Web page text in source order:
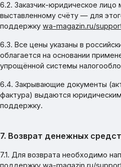
6.2. Заказчик-юридическое лицо
выставленному счёту — для
поддержку wa-magazin.ru/
6.3. Все цены указаны в
облагается на основании
упрощённой системы
6.4. Закрывающие документы
фактура) выдаются
поддержку.
7. Возврат денежных
7.1. Для возврата необходимо
поддержку wa-magazin.ru/